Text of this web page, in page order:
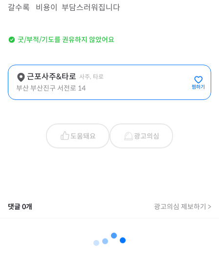
갈수록   비용이  부담스러워집니다
굿/부적/기도를 권유하지 않았어요
근포사주&타로 사주, 타로
부산 부산진구 서전로 14 찜하기
도움돼요 광고의심
댓글0개 광고의심 제보하기 >